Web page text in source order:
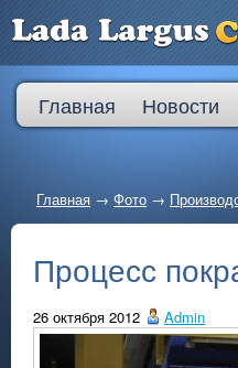
Главная Новости
Главная → Фото →
Процесс
26 октября 2012 Admin